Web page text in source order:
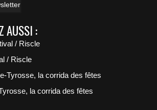
AUSSI :
/ Riscle
la corrida des fêtes